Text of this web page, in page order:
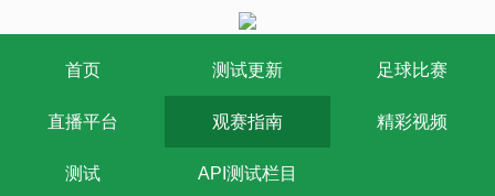
首页 测试更新 足球比赛
直播平台 观赛指南 精彩视频
测试 API测试栏目